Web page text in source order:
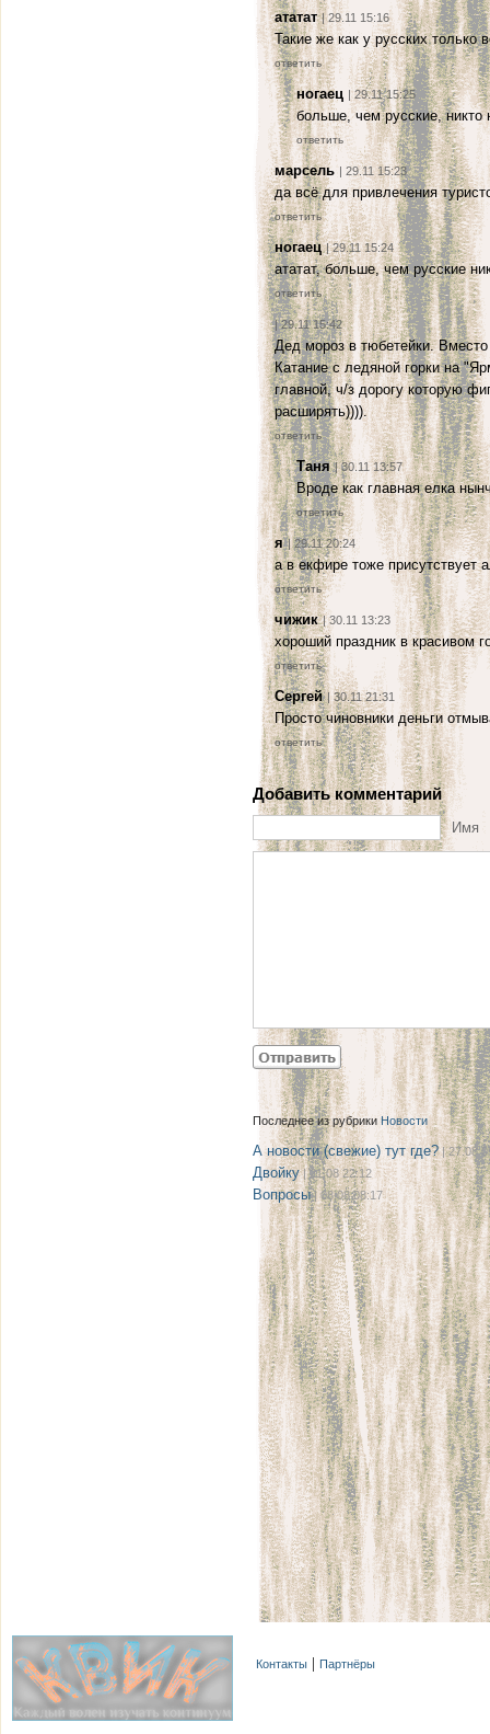
ататат| 29.11 15:16
Такие же как у русских
ответить
ногаец | 29.11 15:25
больше, чем русские, никто
ответить
марсель | 29.11 15:23
да всё для привлечения
ответить
ногаец| 29.11 15:24
ататат, больше, чем русские
ответить
| 29.11 15:42
Дед мороз в тюбетейки.
Катание с ледяной горки на
главной, ч/з дорогу которую
расширять)))).
ответить
Таня| 30.11 13:57
Вроде как главная елка
ответить
я| 29.11 20:24
а в екфире тоже присутствует
ответить
чижик| 30.11 13:23
хороший праздник в красивом
ответить
Сергей| 30.11 21:31
Просто чиновники деньги
ответить
Добавить комментарий
Имя
Последнее из рубрики Новости
А новости (свежие) тут где?| 27.08
Двойку| 21.08 22:12
Вопросы| 08.08 08:17
Контакты Партнёры